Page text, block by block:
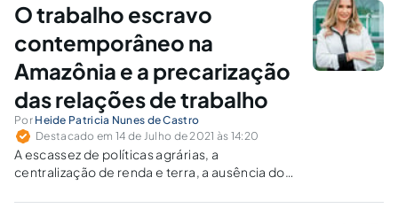
O trabalho escravo
contemporâneo na
Amazônia e a precarização
das relações de trabalho
Por Heide Patricia Nunes de Castro
Destacado em 14 de Julho de 2021 às 14:20
A escassez de políticas agrárias, a
centralização de renda e terra, a ausência do
falta de alternativas de renda para as pessoas,